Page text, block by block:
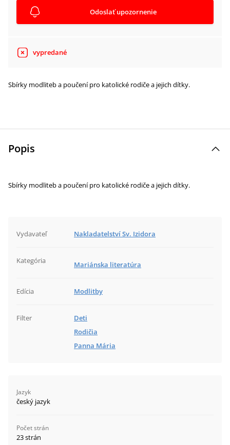
Odoslať upozornenie
vypredané
Sbírky modliteb a poučení pro katolické rodiče a jejich dítky.
Popis
Sbírky modliteb a poučení pro katolické rodiče a jejich dítky.
Vydavateľ Nakladatelství Sv. Izidora
Kategória Mariánska literatúra
Edícia Modlitby
Filter
Deti
Rodičia
Panna Mária
Jazyk
český jazyk
Počet strán
23 strán